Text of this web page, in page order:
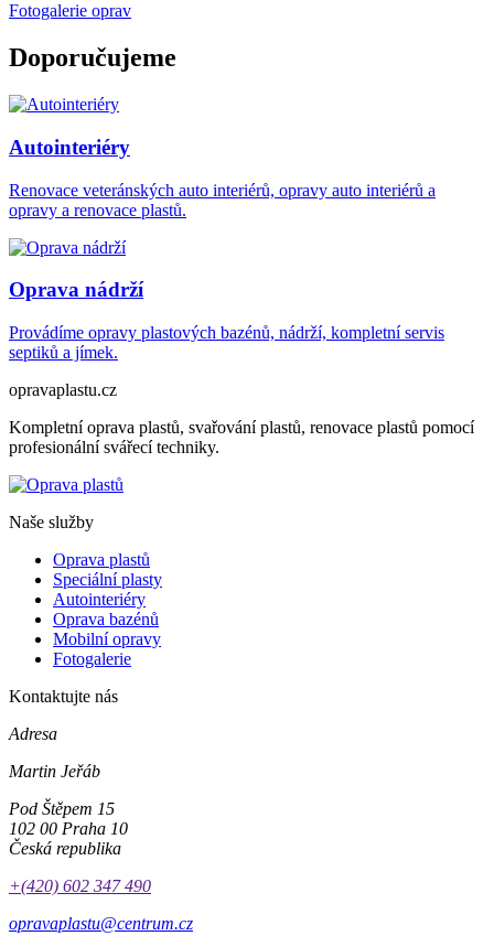
Fotogalerie oprav
Doporučujeme
Autointeriéry
Renovace veteránských auto interiérů, opravy auto interiérů a
opravy a renovace plastů.
Oprava nádrží
Provádíme opravy plastových bazénů, nádrží, kompletní servis
septiků a jímek.
opravaplastu.cz
Kompletní oprava plastů, svařování plastů, renovace plastů pomocí
profesionální svářecí techniky.
Naše služby
Oprava plastů
Speciální plasty
Autointeriéry
Oprava bazénů
Mobilní opravy
Fotogalerie
Kontaktujte nás
Adresa
Martin Jeřáb
Pod Štěpem 15
102 00 Praha 10
Česká republika
+(420) 602 347 490
opravaplastu@centrum.cz